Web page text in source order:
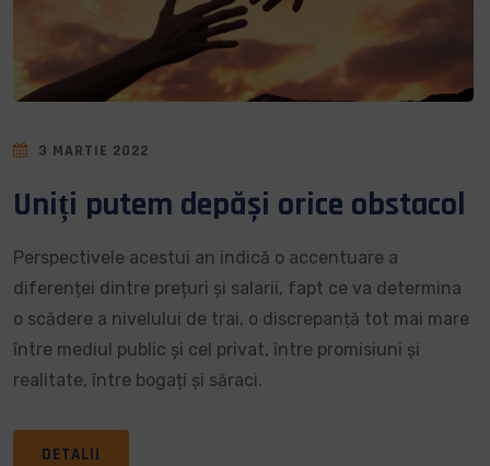
3 MARTIE 2022
Uniți putem depăși orice obstacol
Perspectivele acestui an indică o accentuare a
diferenței dintre prețuri și salarii, fapt ce va determina
o scădere a nivelului de trai, o discrepanță tot mai mare
între mediul public și cel privat, între promisiuni și
realitate, între bogați și săraci.
DETALII